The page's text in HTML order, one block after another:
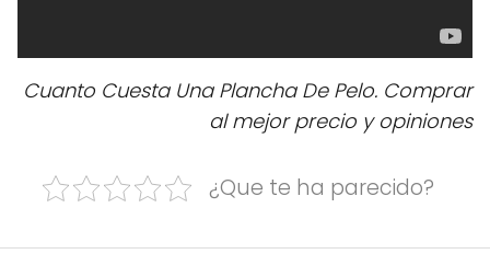
Cuanto Cuesta Una Plancha De Pelo. Comprar
al mejor precio y opiniones
¿Que te ha parecido?